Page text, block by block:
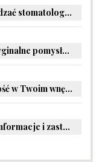
Dlaczego warto regularnie odwiedzać stomatologa?
Drewniane łóżko dla dziecka – oryginalne pomysły na aranżację pokoju malucha
Meble bukowe – elegancja i trwałość w Twoim wnętrzu
Zgrzewanie punktowe: Kluczowe informacje i zastosowania w przemyśle